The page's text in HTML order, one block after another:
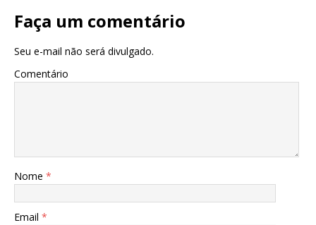
Faça um comentário
Seu e-mail não será divulgado.
Comentário
Nome *
Email *